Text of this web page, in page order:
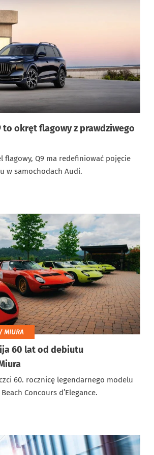
to okręt flagowy z prawdziwego
flagowy, Q9 ma redefiniować pojęcie
w samochodach Audi.
MIURA
60 lat od debiutu
60. rocznicę legendarnego modelu
Concours d’Elegance.